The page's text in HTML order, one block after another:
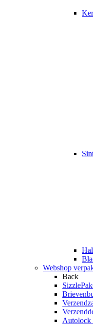
Webshop
Back
Autolock